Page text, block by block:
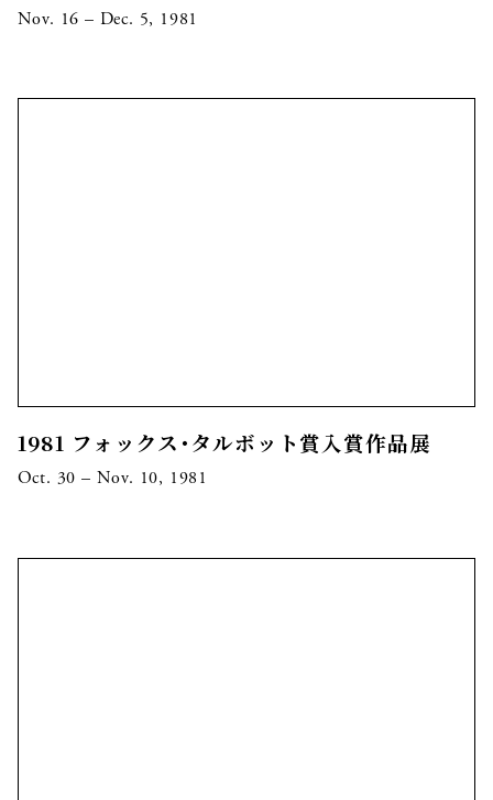
Nov. 16 – Dec. 5, 1981
1981 フォックス･タルボット賞入賞作品展
Oct. 30 – Nov. 10, 1981